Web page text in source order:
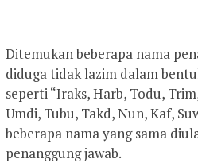
Ditemukan beberapa nama
diduga tidak lazim dalam
seperti “Iraks, Harb, Todu,
Umdi, Tubu, Takd, Nun, Kaf,
beberapa nama yang sama
penanggung jawab.